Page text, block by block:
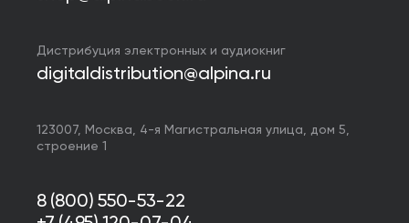
Дистрибуция электронных и аудиокниг
digitaldistribution@alpina.ru
123007, Москва, 4-я Магистральная улица, дом 5,
строение 1
8 (800) 550-53-22